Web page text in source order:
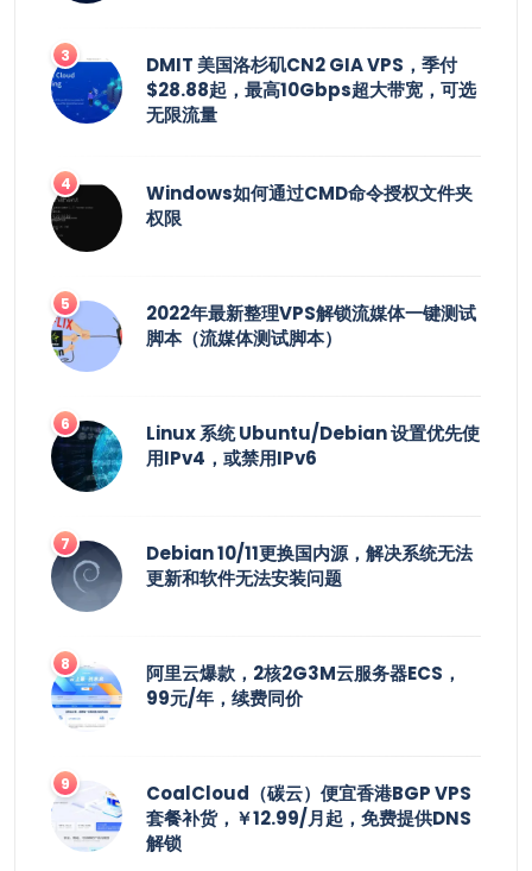
DMIT 美国洛杉矶CN2 GIA VPS，季付
$28.88起，最高10Gbps超大带宽，可选
无限流量
Windows如何通过CMD命令授权文件夹
权限
2022年最新整理VPS解锁流媒体一键测试
脚本（流媒体测试脚本）
Linux 系统 Ubuntu/Debian 设置优先使
用IPv4，或禁用IPv6
Debian 10/11更换国内源，解决系统无法
更新和软件无法安装问题
阿里云爆款，2核2G3M云服务器ECS，
99元/年，续费同价
CoalCloud（碳云）便宜香港BGP VPS
套餐补货，￥12.99/月起，免费提供DNS
解锁